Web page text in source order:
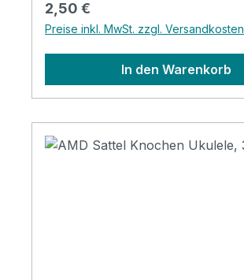
Regulärer Preis:
2,50 €
Preise inkl. MwSt. zzgl. Versandkosten
In den Warenkorb